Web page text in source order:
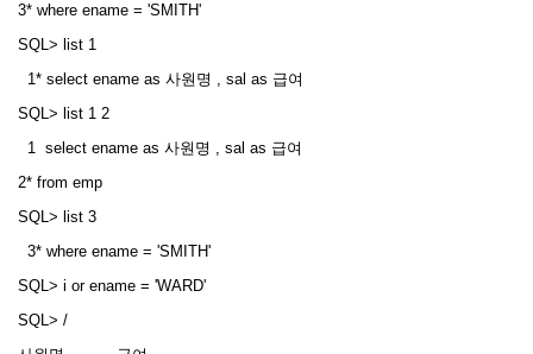
3* where ename = 'SMITH'
SQL> list 1
1* select ename as 사원명 , sal as 급여
SQL> list 1 2
1 select ename as 사원명 , sal as 급여
2* from emp
SQL> list 3
3* where ename = 'SMITH'
SQL> i or ename = 'WARD'
SQL> /